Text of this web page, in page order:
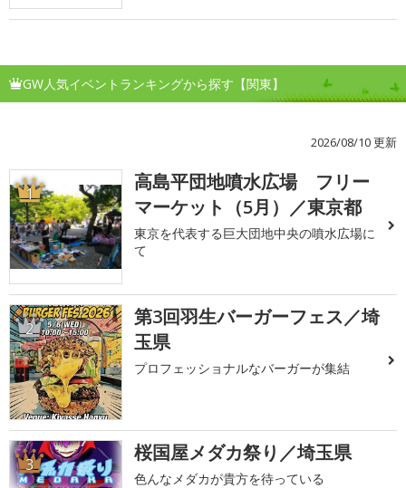
GW人気イベントランキングから探す【関東】
2026/08/10 更新
1
高島平団地噴水広場 フリー
マーケット（5月）／東京都
東京を代表する巨大団地中央の噴水広場に
て
2
第3回羽生バーガーフェス／埼
玉県
プロフェッショナルなバーガーが集結
3 桜国屋メダカ祭り／埼玉県
色んなメダカが貴方を待っている